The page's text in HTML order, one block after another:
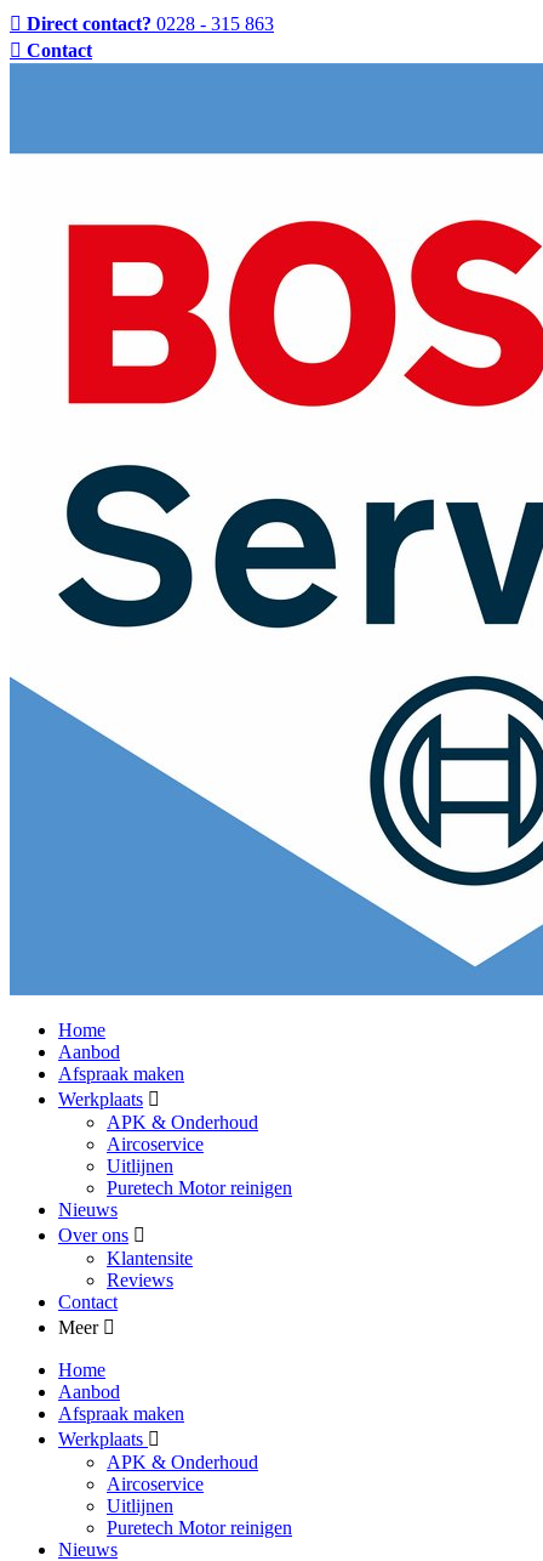
Direct contact? 0228 - 315 863
Contact
Home
Aanbod
Afspraak maken
Werkplaats
APK & Onderhoud
Aircoservice
Uitlijnen
Puretech Motor reinigen
Nieuws
Over ons
Klantensite
Reviews
Contact
Meer
Home
Aanbod
Afspraak maken
Werkplaats
APK & Onderhoud
Aircoservice
Uitlijnen
Puretech Motor reinigen
Nieuws